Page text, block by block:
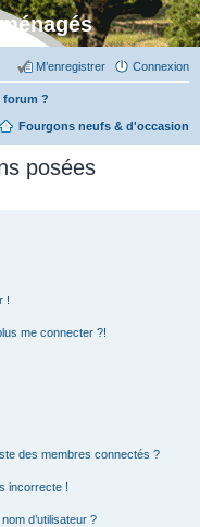
Connexion
M’enregistrer
forum ?
Fourgons neufs & d'occasion
R
posées
!
me connecter ?!
des membres connectés ?
incorrecte !
d’utilisateur ?